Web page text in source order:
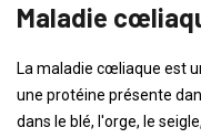
Maladie
La maladie cœliaque est
une protéine présente
dans le blé, l'orge, le